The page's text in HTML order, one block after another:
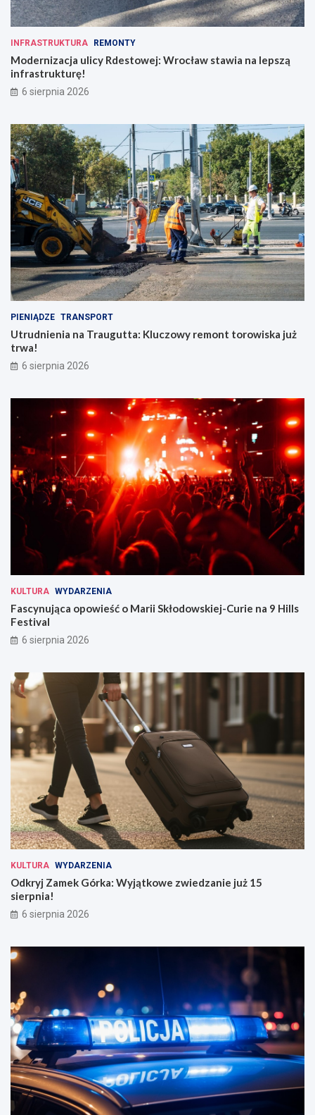
INFRASTRUKTURA REMONTY
Modernizacja ulicy Rdestowej: Wrocław stawia na lepszą
infrastrukturę!
6 sierpnia 2026
PIENIĄDZE TRANSPORT
Utrudnienia na Traugutta: Kluczowy remont torowiska już
trwa!
6 sierpnia 2026
KULTURA WYDARZENIA
Fascynująca opowieść o Marii Skłodowskiej-Curie na 9 Hills
Festival
6 sierpnia 2026
KULTURA WYDARZENIA
Odkryj Zamek Górka: Wyjątkowe zwiedzanie już 15
sierpnia!
6 sierpnia 2026